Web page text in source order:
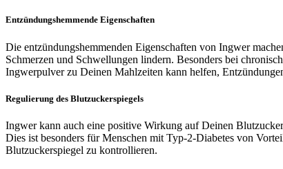
Entzündungshemmende Eigenschaften
Die entzündungshemmenden Eigenschaften von Ingwer
Schmerzen und Schwellungen lindern. Besonders bei
Ingwerpulver zu Deinen Mahlzeiten kann helfen,
Regulierung des Blutzuckerspiegels
Ingwer kann auch eine positive Wirkung auf Deinen
Dies ist besonders für Menschen mit Typ-2-Diabetes von
Blutzuckerspiegel zu kontrollieren.